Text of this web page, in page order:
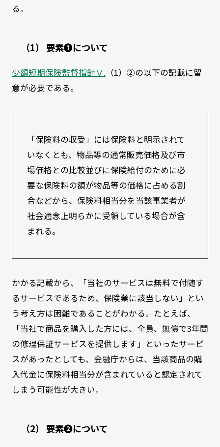
る。
（1） 要素❶について
少額短期保険監督指針Ⅴ. （1）②の以下の記載に留
意が必要である。
「保険料の収受」には保険料と明示されて
いなくとも、物品等の通常販売価格及び市
場価格との比較並びに保険給付のために必
要な保険料の額が物品等の価格に占める割
合などから、保険料相当分を当該事業者が
社会通念上明らかに受領している場合が含
まれる。
かかる記載から、「当社のサービスは無料で付随す
るサービスであるため、保険業に該当しない」とい
う考え方は困難であることがわかる。たとえば、
「当社で商品を購入した方には、全員、無償で3年間
の修理保証サービスを提供します」といったサービ
スがあったとしても、金融庁からは、当該商品の購
入代金に保険料相当分が含まれていると認定されて
しまう可能性が大きい。
（2） 要素❷について